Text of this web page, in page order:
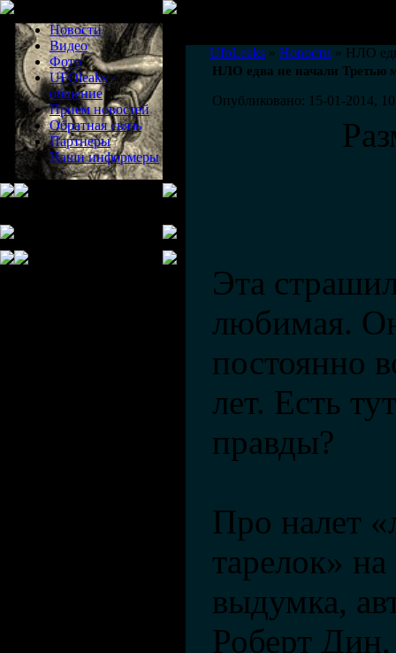
Новости
Видео
Фото
UFOleaks -
общение
Прием новостей
Обратная связь
Партнеры
Наши информеры
UfoLeaks » Новости » НЛО
НЛО едва не начали Третью
Опубликовано: 15-01-2014,
Эта
любимая.
постоянно
лет. Есть
правды?
Про налет
тарелок»
выдумка,
Роберт